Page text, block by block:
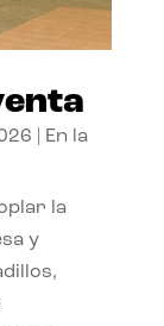
En la
la
y